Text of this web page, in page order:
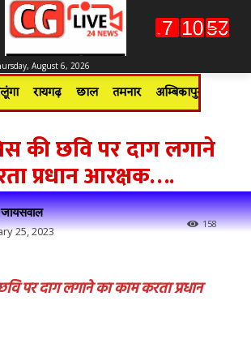
August 6, 2026
रायगढ़ छाल तमनार अम्बिकापुर
की छवि पर दाग लगाने
प्रधान आरक्षक….
25, 2023 158
पर दाग लगाने का काम करता प्रधान